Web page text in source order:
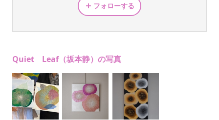
フォローする
Quiet Leaf（坂本静）の写真